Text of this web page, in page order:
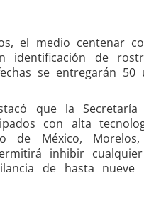
el medio centenar
identificación de
se entregarán
que la Secretaría
con alta
de México,
inhibir
de hasta